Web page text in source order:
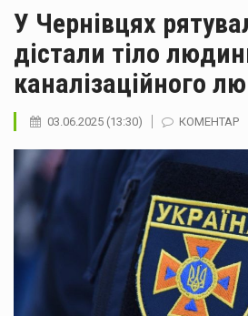
У Чернівцях
дістали тіло
каналізаційного
03.06.2025 (13:30) КОМЕНТАР